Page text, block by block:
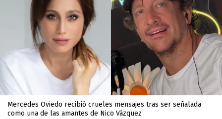
Mercedes Oviedo recibió crueles mensajes tras ser señalada
como una de las amantes de Nico Vázquez